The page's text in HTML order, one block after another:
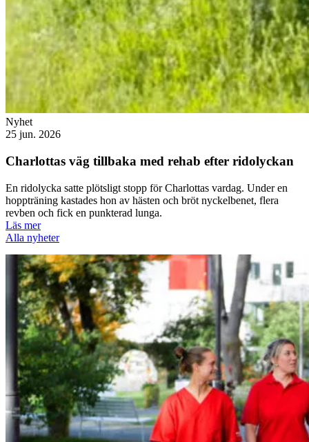
Nyhet
25 jun. 2026
Charlottas väg tillbaka med rehab efter ridolyckan
En ridolycka satte plötsligt stopp för Charlottas vardag. Under en
hoppträning kastades hon av hästen och bröt nyckelbenet, flera
revben och fick en punkterad lunga.
Läs mer
Alla nyheter